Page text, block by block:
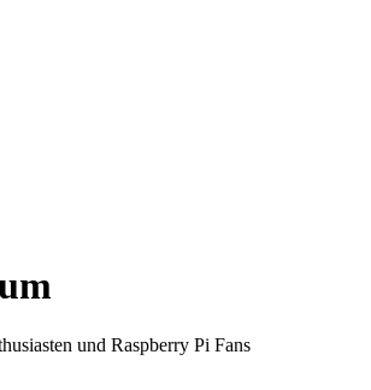
und Raspberry Pi Fans